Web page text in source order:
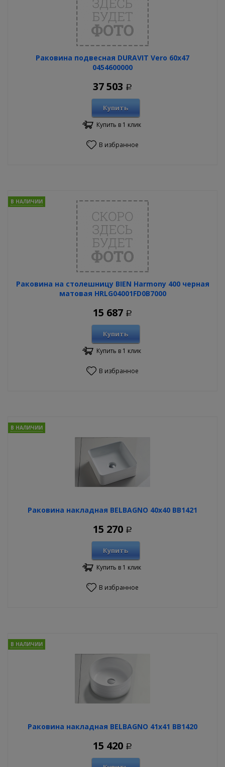
Раковина подвесная DURAVIT Vero 60х47
0454600000
37 503 Р
Купить
Купить в 1 клик
В избранное
Раковина на столешницу BIEN Harmony 400 черная
матовая HRLG04001FD0B7000
В НАЛИЧИИ
15 687 Р
Купить
Купить в 1 клик
В избранное
Раковина накладная BELBAGNO 40х40 BB1421
В НАЛИЧИИ
15 270 Р
Купить
Купить в 1 клик
В избранное
Раковина накладная BELBAGNO 41х41 BB1420
В НАЛИЧИИ
15 420 Р